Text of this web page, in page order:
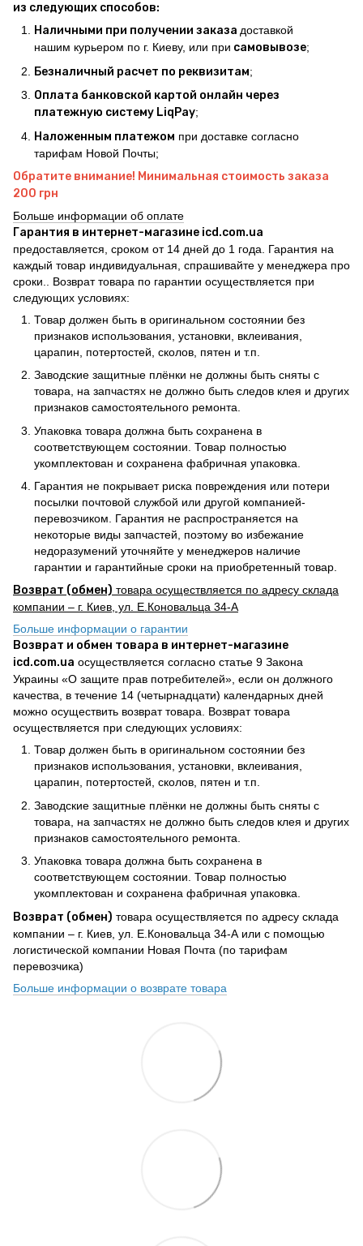
из следующих способов:
Наличными при получении заказа доставкой
нашим курьером по г. Киеву, или при самовывозе;
Безналичный расчет по реквизитам;
Оплата банковской картой онлайн через
платежную систему LiqPay;
Наложенным платежом при доставке согласно
тарифам Новой Почты;
Обратите внимание! Минимальная стоимость заказа
200 грн
Больше информации об оплате
Гарантия в интернет-магазине icd.com.ua
предоставляется, сроком от 14 дней до 1 года. Гарантия на
каждый товар индивидуальная, спрашивайте у менеджера про
сроки.. Возврат товара по гарантии осуществляется при
следующих условиях:
Товар должен быть в оригинальном состоянии без
признаков использования, установки, вклеивания,
царапин, потертостей, сколов, пятен и т.п.
Заводские защитные плёнки не должны быть сняты с
товара, на запчастях не должно быть следов клея и других
признаков самостоятельного ремонта.
Упаковка товара должна быть сохранена в
соответствующем состоянии. Товар полностью
укомплектован и сохранена фабричная упаковка.
Гарантия не покрывает риска повреждения или потери
посылки почтовой службой или другой компанией-
перевозчиком. Гарантия не распространяется на
некоторые виды запчастей, поэтому во избежание
недоразумений уточняйте у менеджеров наличие
гарантии и гарантийные сроки на приобретенный товар.
Возврат (обмен) товара осуществляется по адресу склада
компании – г. Киев, ул. Е.Коновальца 34-А
Больше информации о гарантии
Возврат и обмен товара в интернет-магазине
icd.com.ua осуществляется согласно статье 9 Закона
Украины «О защите прав потребителей», если он должного
качества, в течение 14 (четырнадцати) календарных дней
можно осуществить возврат товара. Возврат товара
осуществляется при следующих условиях:
Товар должен быть в оригинальном состоянии без
признаков использования, установки, вклеивания,
царапин, потертостей, сколов, пятен и т.п.
Заводские защитные плёнки не должны быть сняты с
товара, на запчастях не должно быть следов клея и других
признаков самостоятельного ремонта.
Упаковка товара должна быть сохранена в
соответствующем состоянии. Товар полностью
укомплектован и сохранена фабричная упаковка.
Возврат (обмен) товара осуществляется по адресу склада
компании – г. Киев, ул. Е.Коновальца 34-А или с помощью
логистической компании Новая Почта (по тарифам
перевозчика)
Больше информации о возврате товара